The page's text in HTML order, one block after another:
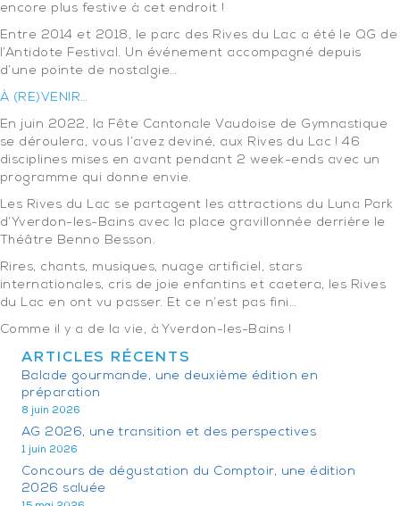
encore plus festive à cet endroit !
Entre 2014 et 2018, le parc des Rives du Lac a été le QG de
l’Antidote Festival. Un événement accompagné depuis
d’une pointe de nostalgie…
À (RE)VENIR…
En juin 2022, la Fête Cantonale Vaudoise de Gymnastique
se déroulera, vous l’avez deviné, aux Rives du Lac ! 46
disciplines mises en avant pendant 2 week-ends avec un
programme qui donne envie.
Les Rives du Lac se partagent les attractions du Luna Park
d’Yverdon-les-Bains avec la place gravillonnée derrière le
Théâtre Benno Besson.
Rires, chants, musiques, nuage artificiel, stars
internationales, cris de joie enfantins et caetera, les Rives
du Lac en ont vu passer. Et ce n’est pas fini…
Comme il y a de la vie, à Yverdon-les-Bains !
ARTICLES RÉCENTS
Balade gourmande, une deuxième édition en
préparation
8 juin 2026
AG 2026, une transition et des perspectives
1 juin 2026
Concours de dégustation du Comptoir, une édition
2026 saluée